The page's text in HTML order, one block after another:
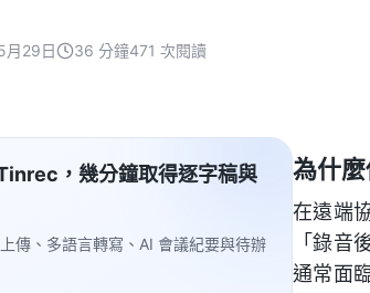
月29日 36 分鐘471 次閱讀
，幾分鐘取得逐字稿與
傳、多語言轉寫、AI 會議紀要與待辦
為什
在遠端
「錄音
通常面